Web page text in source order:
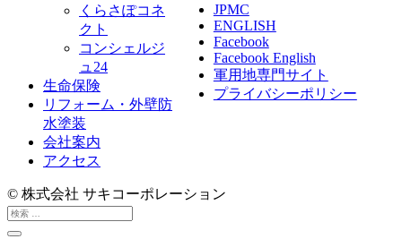
くらさぽコネ
クト
コンシェルジ
ュ24
生命保険
リフォーム・外壁防
水塗装
会社案内
アクセス
JPMC
ENGLISH
Facebook
Facebook English
軍用地専門サイト
プライバシーポリシー
© 株式会社 サキコーポレーション
検
索